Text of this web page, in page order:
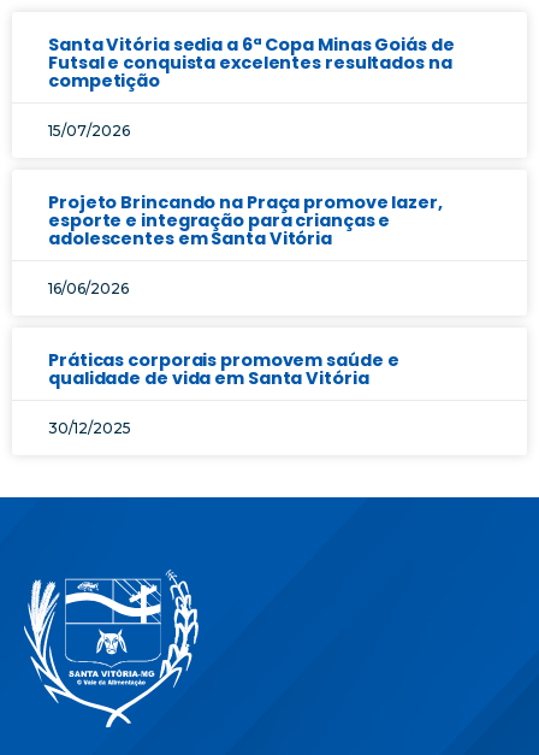
Santa Vitória sedia a 6ª Copa Minas Goiás de
Futsal e conquista excelentes resultados na
competição
15/07/2026
Projeto Brincando na Praça promove lazer,
esporte e integração para crianças e
adolescentes em Santa Vitória
16/06/2026
Práticas corporais promovem saúde e
qualidade de vida em Santa Vitória
30/12/2025